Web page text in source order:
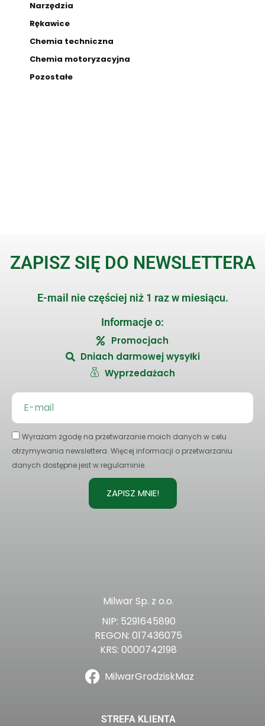
Narzędzia
Rękawice
Chemia techniczna
Chemia motoryzacyjna
Pozostałe
ZAPISZ SIĘ DO NEWSLETTERA
E-mail nie częściej niż 1 raz w miesiącu.
Informacje o:
Promocjach
Dniach darmowej wysyłki
Wyprzedażach
Wyrażam zgodę na przetwarzanie moich danych w celu
otrzymywania newslettera. Więcej informacji o przetwarzaniu
danych dostępne jest w regulaminie.
ZAPISZ MNIE!
Milwar Sp. z o.o.
NIP: 5291645890
REGON: 017436075
KRS: 0000742198
MilwarGrodziskMaz
STREFA KLIENTA